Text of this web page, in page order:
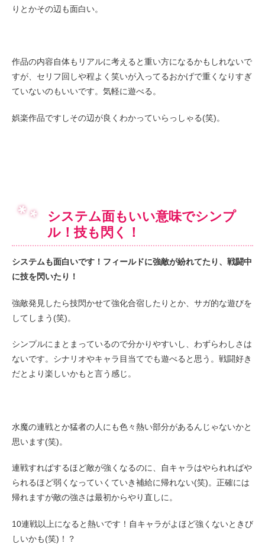
りとかその辺も面白い。
作品の内容自体もリアルに考えると重い方になるかもしれないで
すが、セリフ回しや程よく笑いが入ってるおかげで重くなりすぎ
ていないのもいいです。気軽に遊べる。
娯楽作品ですしその辺が良くわかっていらっしゃる(笑)。
システム面もいい意味でシンプ
ル！技も閃く！
システムも面白いです！フィールドに強敵が紛れてたり、戦闘中
に技を閃いたり！
強敵発見したら技閃かせて強化合宿したりとか、サガ的な遊びを
してしまう(笑)。
シンプルにまとまっているので分かりやすいし、わずらわしさは
ないです。シナリオやキャラ目当てでも遊べると思う。戦闘好き
だとより楽しいかもと言う感じ。
水魔の連戦とか猛者の人にも色々熱い部分があるんじゃないかと
思います(笑)。
連戦すればするほど敵が強くなるのに、自キャラはやられればや
られるほど弱くなっていくていき補給に帰れない(笑)。正確には
帰れますが敵の強さは最初からやり直しに。
10連戦以上になると熱いです！自キャラがよほど強くないときび
しいかも(笑)！？